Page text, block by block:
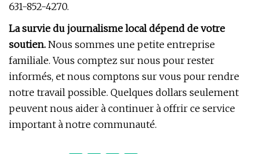
631-852-4270.
La survie du journalisme local dépend de votre
soutien. Nous sommes une petite entreprise
familiale. Vous comptez sur nous pour rester
informés, et nous comptons sur vous pour rendre
notre travail possible. Quelques dollars seulement
peuvent nous aider à continuer à offrir ce service
important à notre communauté.